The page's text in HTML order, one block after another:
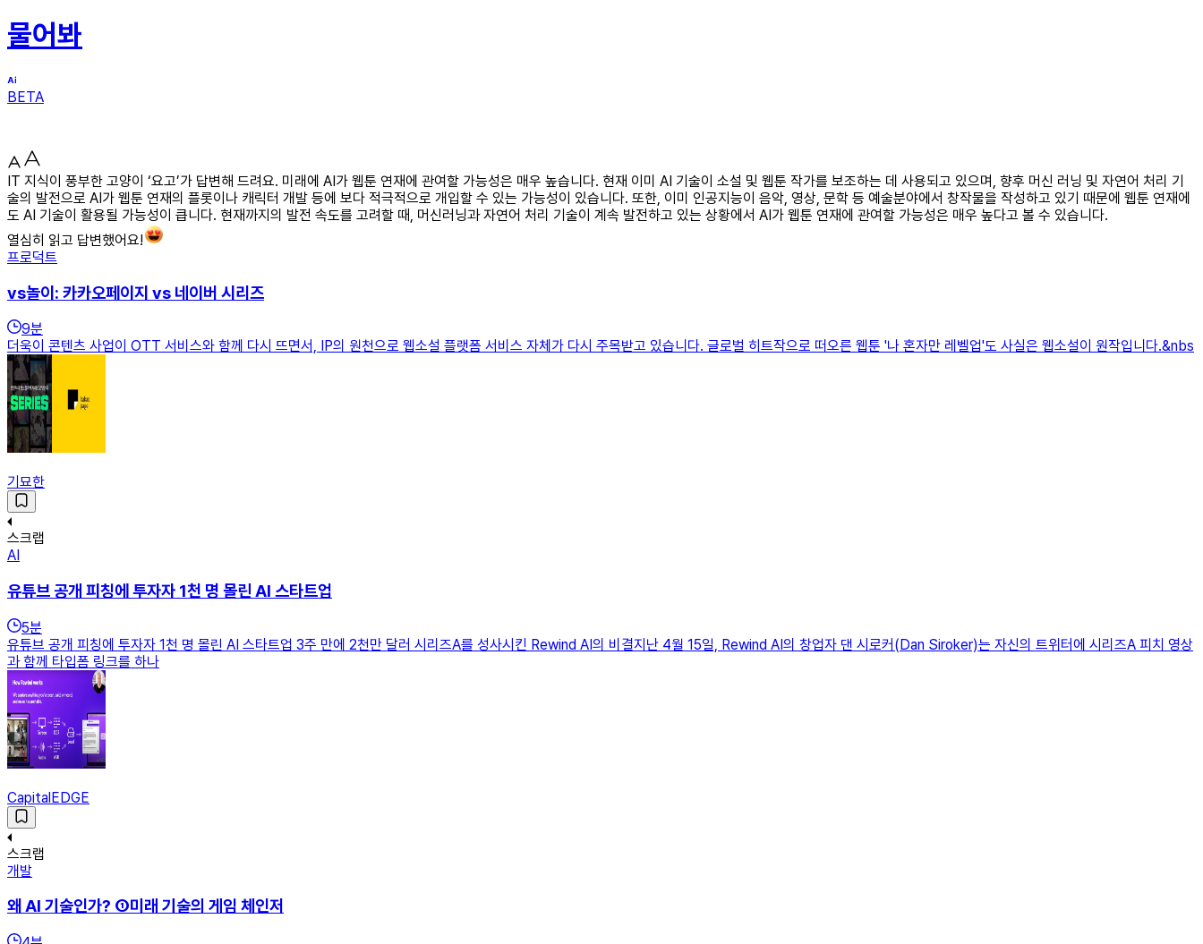
물어봐
BETA
IT 지식이 풍부한 고양이 ‘요고’가 답변해 드려요. 미래에 AI가 웹툰 연재에 관여할 가능성은 매우 높습니다. 현재 이미 AI 기술이 소설 및 웹툰 작가를 보조하는 데 사용되고 있으며, 향후 머신 러닝 및 자연어 처리 기
술의 발전으로 AI가 웹툰 연재의 플롯이나 캐릭터 개발 등에 보다 적극적으로 개입할 수 있는 가능성이 있습니다. 또한, 이미 인공지능이 음악, 영상, 문학 등 예술분야에서 창작물을 작성하고 있기 때문에 웹툰 연재에
도 AI 기술이 활용될 가능성이 큽니다. 현재까지의 발전 속도를 고려할 때, 머신러닝과 자연어 처리 기술이 계속 발전하고 있는 상황에서 AI가 웹툰 연재에 관여할 가능성은 매우 높다고 볼 수 있습니다.
열심히 읽고 답변했어요!
프로덕트
vs놀이: 카카오페이지 vs 네이버 시리즈
9분
더욱이 콘텐츠 사업이 OTT 서비스와 함께 다시 뜨면서, IP의 원천으로 웹소설 플랫폼 서비스 자체가 다시 주목받고 있습니다. 글로벌 히트작으로 떠오른 웹툰 '나 혼자만 레벨업'도 사실은 웹소설이 원작입니다.&nbs
기묘한
스크랩
AI
유튜브 공개 피칭에 투자자 1천 명 몰린 AI 스타트업
5분
유튜브 공개 피칭에 투자자 1천 명 몰린 AI 스타트업 3주 만에 2천만 달러 시리즈A를 성사시킨 Rewind AI의 비결지난 4월 15일, Rewind AI의 창업자 댄 시로커(Dan Siroker)는 자신의 트위터에 시리즈A 피치 영상
과 함께 타입폼 링크를 하나
CapitalEDGE
스크랩
개발
왜 AI 기술인가? ①미래 기술의 게임 체인저